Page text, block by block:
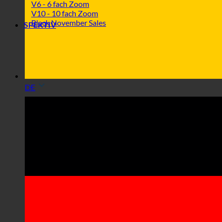
DE
V6 - 6 fach Zoom
V10 - 10 fach Zoom
Black November Sales
SPEKTIV